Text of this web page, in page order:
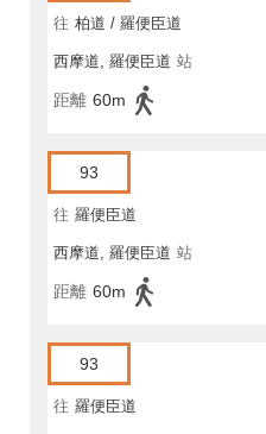
往 柏道 / 羅便臣道
西摩道, 羅便臣道 站
距離 60m
93
往 羅便臣道
西摩道, 羅便臣道 站
距離 60m
93
往 羅便臣道